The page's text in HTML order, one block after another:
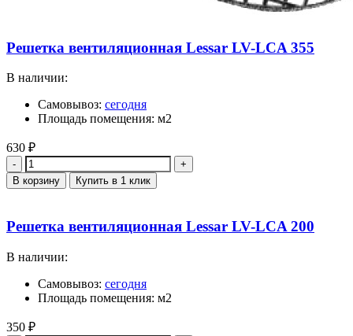
Решетка вентиляционная Lessar LV-LCA 355
В наличии:
Самовывоз: сегодня
Площадь помещения: м2
630 ₽
Количество
В корзину Купить в 1 клик
Решетка вентиляционная Lessar LV-LCA 200
В наличии:
Самовывоз: сегодня
Площадь помещения: м2
350 ₽